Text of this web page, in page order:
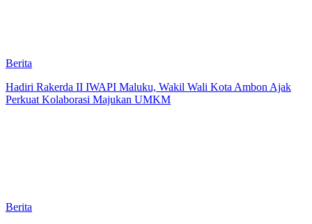
Berita
Hadiri Rakerda II IWAPI Maluku, Wakil Wali Kota Ambon Ajak
Perkuat Kolaborasi Majukan UMKM
Berita